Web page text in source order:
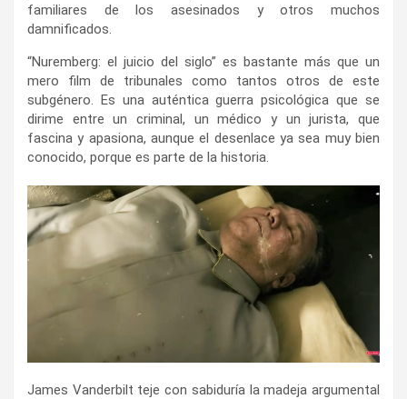
familiares de los asesinados y otros muchos
damnificados.
“Nuremberg: el juicio del siglo” es bastante más que un
mero film de tribunales como tantos otros de este
subgénero. Es una auténtica guerra psicológica que se
dirime entre un criminal, un médico y un jurista, que
fascina y apasiona, aunque el desenlace ya sea muy bien
conocido, porque es parte de la historia.
James Vanderbilt teje con sabiduría la madeja argumental